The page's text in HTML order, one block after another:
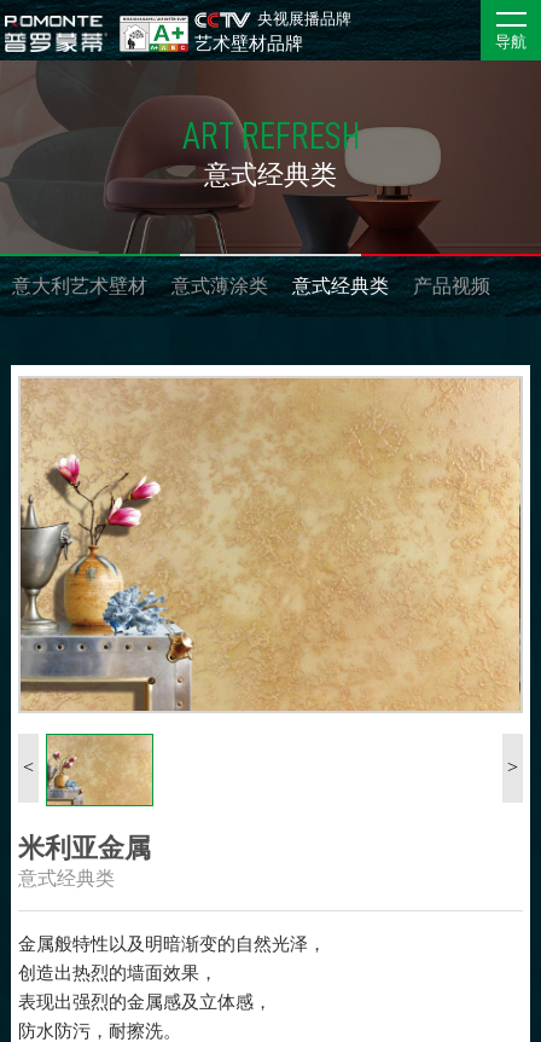
央视展播品牌
艺术壁材品牌 导航
ART REFRESH
意式经典类
意大利艺术壁材 意式薄涂类 意式经典类 产品视频
< >
米利亚金属
意式经典类
金属般特性以及明暗渐变的自然光泽，
创造出热烈的墙面效果，
表现出强烈的金属感及立体感，
防水防污，耐擦洗。